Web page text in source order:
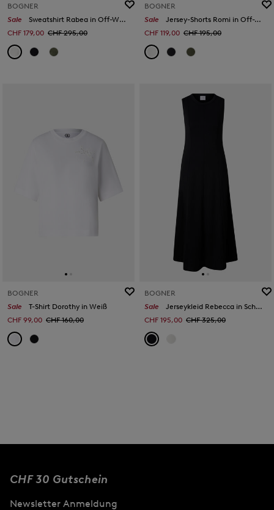
BOGNER
Sale
Sweatshirt Rabea in Off-White
CHF 179,00 CHF 295,00
BOGNER
Sale
Jersey-Shorts Romi in Off-White
CHF 119,00 CHF 195,00
BOGNER
Sale
T-Shirt Dorothy in Weiß
CHF 99,00 CHF 160,00
BOGNER
Sale
Jerseykleid Rebecca in Schwarz
CHF 195,00 CHF 325,00
CHF 30 Gutschein
Newsletter Anmeldung